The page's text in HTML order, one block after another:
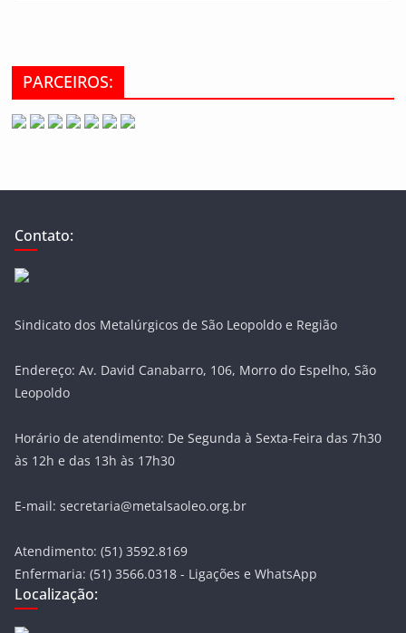
PARCEIROS:
Contato:
Sindicato dos Metalúrgicos de São Leopoldo e Região
Endereço: Av. David Canabarro, 106, Morro do Espelho, São
Leopoldo
Horário de atendimento: De Segunda à Sexta-Feira das 7h30
às 12h e das 13h às 17h30
E-mail: secretaria@metalsaoleo.org.br
Atendimento: (51) 3592.8169
Enfermaria: (51) 3566.0318 - Ligações e WhatsApp
Localização: